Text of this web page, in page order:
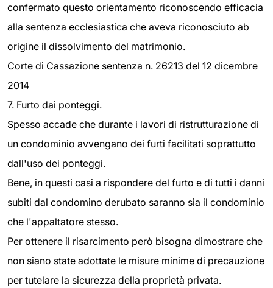
confermato questo orientamento riconoscendo efficacia
alla sentenza ecclesiastica che aveva riconosciuto ab
origine il dissolvimento del matrimonio.
Corte di Cassazione sentenza n. 26213 del 12 dicembre
2014
7. Furto dai ponteggi.
Spesso accade che durante i lavori di ristrutturazione di
un condominio avvengano dei furti facilitati soprattutto
dall'uso dei ponteggi.
Bene, in questi casi a rispondere del furto e di tutti i danni
subiti dal condomino derubato saranno sia il condominio
che l'appaltatore stesso.
Per ottenere il risarcimento però bisogna dimostrare che
non siano state adottate le misure minime di precauzione
per tutelare la sicurezza della proprietà privata.